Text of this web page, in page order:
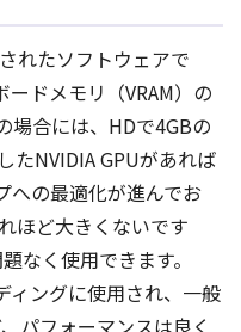
れたソフトウェアで
ドメモリ（VRAM）の
場合には、HDで4GBの
たNVIDIA GPUがあれば
への最適化が進んでお
ほど大きくないです
なく使用できます。
ィングに使用され、一般
パフォーマンスは良く